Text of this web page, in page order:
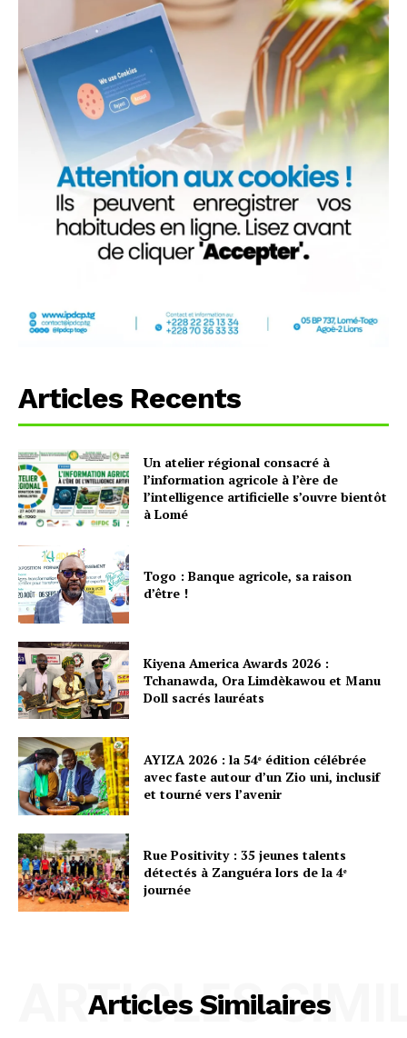
Articles Recents
Un atelier régional consacré à
l’information agricole à l’ère de
l’intelligence artificielle s’ouvre bientôt
à Lomé
Togo : Banque agricole, sa raison
d’être !
Kiyena America Awards 2026 :
Tchanawda, Ora Limdèkawou et Manu
Doll sacrés lauréats
AYIZA 2026 : la 54ᵉ édition célébrée
avec faste autour d’un Zio uni, inclusif
et tourné vers l’avenir
Rue Positivity : 35 jeunes talents
détectés à Zanguéra lors de la 4ᵉ
journée
Articles Similaires
ARTICLES